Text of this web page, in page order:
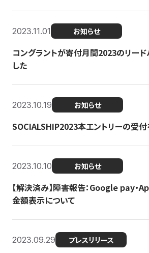
2023.11.01 お知らせ
コングラントが寄付月間2023のリード
した
2023.10.19 お知らせ
SOCIALSHIP2023本エントリーの受付
2023.10.10 お知らせ
【解決済み】障害報告：Google pay・
金額表示について
2023.09.29 プレスリリース